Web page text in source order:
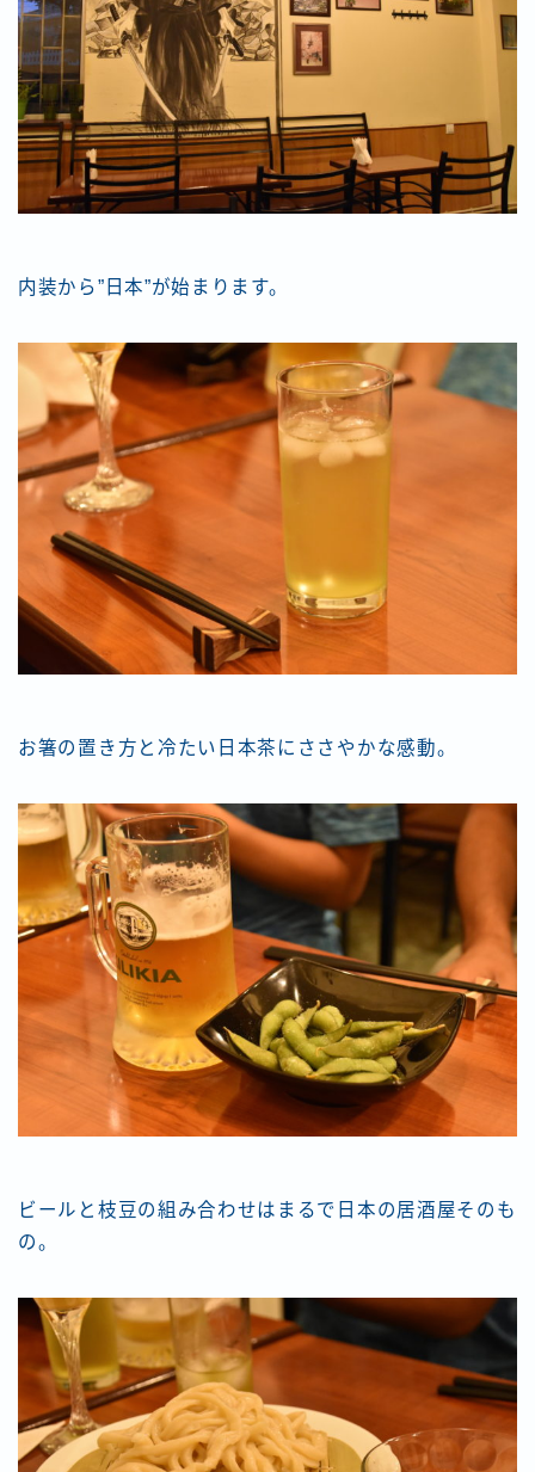
内装から”日本”が始まります。
お箸の置き方と冷たい日本茶にささやかな感動。
ビールと枝豆の組み合わせはまるで日本の居酒屋そのも
の。